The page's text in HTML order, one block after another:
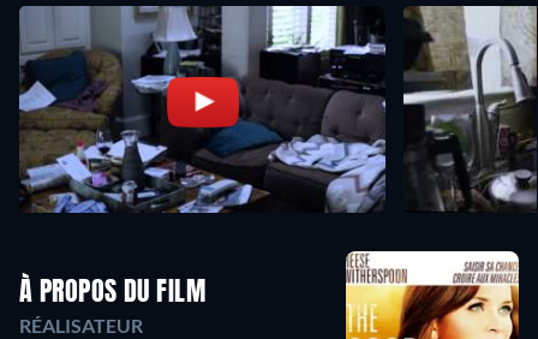
À PROPOS DU FILM
RÉALISATEUR